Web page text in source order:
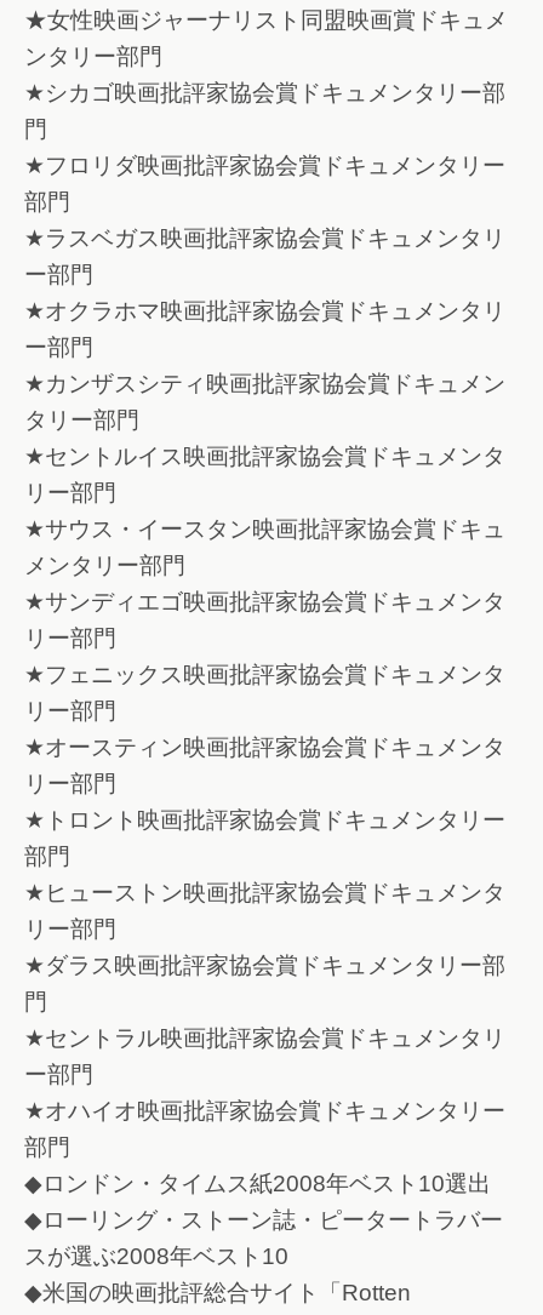
★女性映画ジャーナリスト同盟映画賞ドキュメ
ンタリー部門
★シカゴ映画批評家協会賞ドキュメンタリー部
門
★フロリダ映画批評家協会賞ドキュメンタリー
部門
★ラスベガス映画批評家協会賞ドキュメンタリ
ー部門
★オクラホマ映画批評家協会賞ドキュメンタリ
ー部門
★カンザスシティ映画批評家協会賞ドキュメン
タリー部門
★セントルイス映画批評家協会賞ドキュメンタ
リー部門
★サウス・イースタン映画批評家協会賞ドキュ
メンタリー部門
★サンディエゴ映画批評家協会賞ドキュメンタ
リー部門
★フェニックス映画批評家協会賞ドキュメンタ
リー部門
★オースティン映画批評家協会賞ドキュメンタ
リー部門
★トロント映画批評家協会賞ドキュメンタリー
部門
★ヒューストン映画批評家協会賞ドキュメンタ
リー部門
★ダラス映画批評家協会賞ドキュメンタリー部
門
★セントラル映画批評家協会賞ドキュメンタリ
ー部門
★オハイオ映画批評家協会賞ドキュメンタリー
部門
◆ロンドン・タイムス紙2008年ベスト10選出
◆ローリング・ストーン誌・ピータートラバー
スが選ぶ2008年ベスト10
◆米国の映画批評総合サイト「Rotten